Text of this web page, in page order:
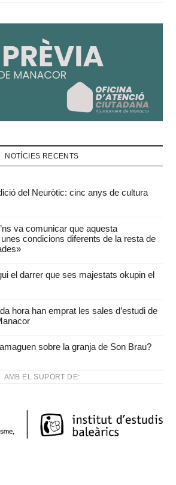
NOTÍCIES RECENTS
del Neuròtic: cinc anys de cultura
va comunicar que aquesta
condicions diferents de la resta de
el darrer que ses majestats okupin el
hora han emprat les sales d’estudi de
sobre la granja de Son Brau?
AMB EL SUPORT DE: